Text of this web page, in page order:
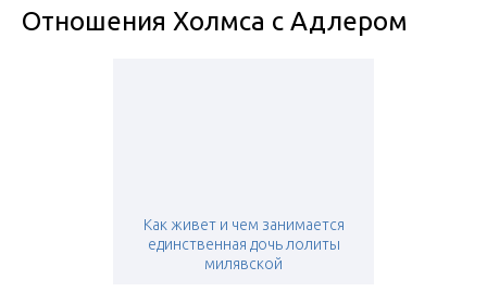
Отношения Холмса с Адлером
Как живет и чем занимается
единственная дочь лолиты
милявской